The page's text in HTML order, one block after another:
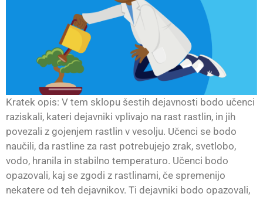
Kratek opis: V tem sklopu šestih dejavnosti bodo učenci
raziskali, kateri dejavniki vplivajo na rast rastlin, in jih
povezali z gojenjem rastlin v vesolju. Učenci se bodo
naučili, da rastline za rast potrebujejo zrak, svetlobo,
vodo, hranila in stabilno temperaturo. Učenci bodo
opazovali, kaj se zgodi z rastlinami, če spremenijo
nekatere od teh dejavnikov. Ti dejavniki bodo opazovali,